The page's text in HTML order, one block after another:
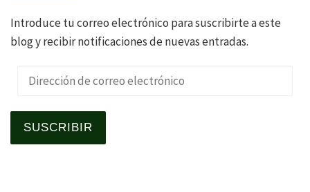
Introduce tu correo electrónico para suscribirte a este
blog y recibir notificaciones de nuevas entradas.
Dirección de correo electrónico
SUSCRIBIR